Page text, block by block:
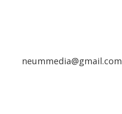
neummedia@gmail.com